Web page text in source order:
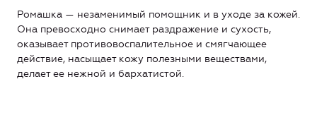
Ромашка — незаменимый помощник и в уходе за кожей.
Она превосходно снимает раздражение и сухость,
оказывает противовоспалительное и смягчающее
действие, насыщает кожу полезными веществами,
делает ее нежной и бархатистой.